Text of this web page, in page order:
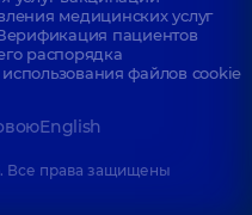
медицинских услуг
пациентов
распорядка
файлов cookie
English
Все права защищены